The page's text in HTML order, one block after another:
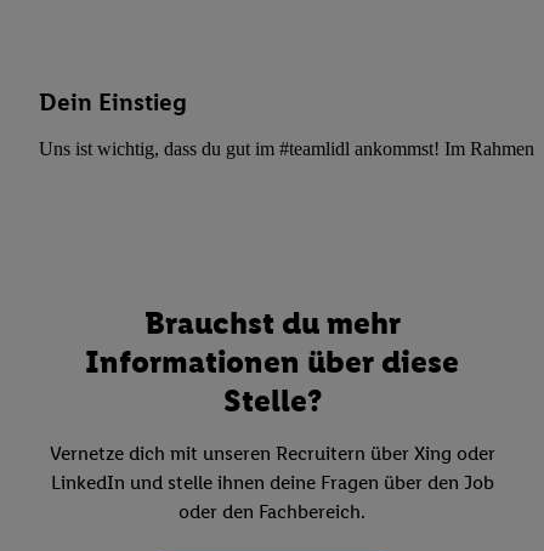
Dein Einstieg
Uns ist wichtig, dass du gut im #teamlidl ankommst! Im Rahmen
Brauchst du mehr
Informationen über diese
Stelle?
Vernetze dich mit unseren Recruitern über Xing oder
LinkedIn und stelle ihnen deine Fragen über den Job
oder den Fachbereich.